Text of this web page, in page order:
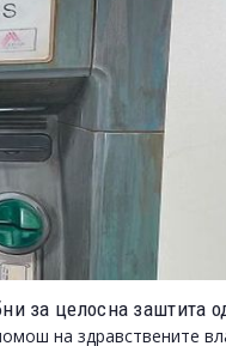
ФОТОГРАФ НА
за целосна заштита
на здравствените